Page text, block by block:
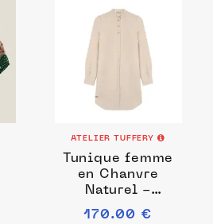
ATELIER TUFFERY
Tunique femme
en Chanvre
Naturel -
Causses
170.00 €